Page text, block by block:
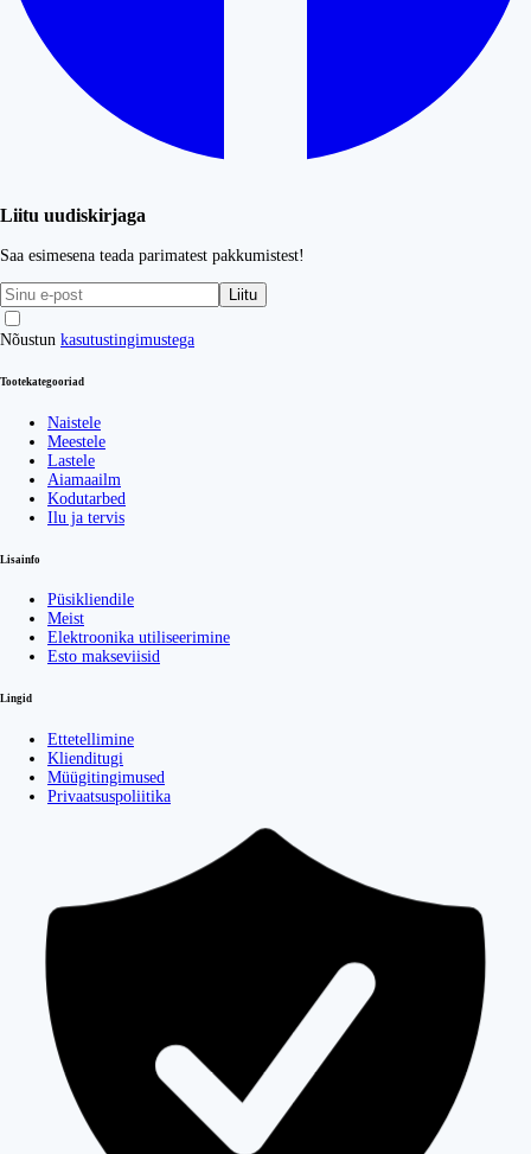
Liitu uudiskirjaga
Saa esimesena teada parimatest pakkumistest!
Liitu
Nõustun kasutustingimustega
Tootekategooriad
Naistele
Meestele
Lastele
Aiamaailm
Kodutarbed
Ilu ja tervis
Lisainfo
Püsikliendile
Meist
Elektroonika utiliseerimine
Esto makseviisid
Lingid
Ettetellimine
Klienditugi
Müügitingimused
Privaatsuspoliitika